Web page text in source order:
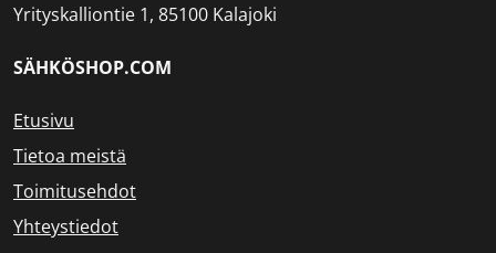
Yrityskalliontie 1, 85100 Kalajoki
SÄHKÖSHOP.COM
Etusivu
Tietoa meistä
Toimitusehdot
Yhteystiedot